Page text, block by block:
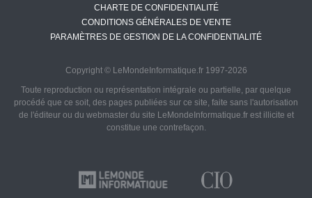
CHARTE DE CONFIDENTIALITÉ
CONDITIONS GÉNÉRALES DE VENTE
PARAMÈTRES DE GESTION DE LA CONFIDENTIALITÉ
Copyright © LeMondeInformatique.fr 1997-2026
Toute reproduction ou représentation intégrale ou partielle, par quelque
procédé que ce soit, des pages publiées sur ce site, faite sans l'autorisation
de l'éditeur ou du webmaster du site LeMondeInformatique.fr est illicite et
constitue une contrefaçon.